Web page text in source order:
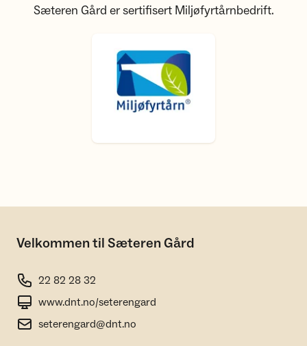
Sæteren Gård er sertifisert Miljøfyrtårnbedrift.
Velkommen til Sæteren Gård
22 82 28 32
www.dnt.no/seterengard
seterengard@dnt.no